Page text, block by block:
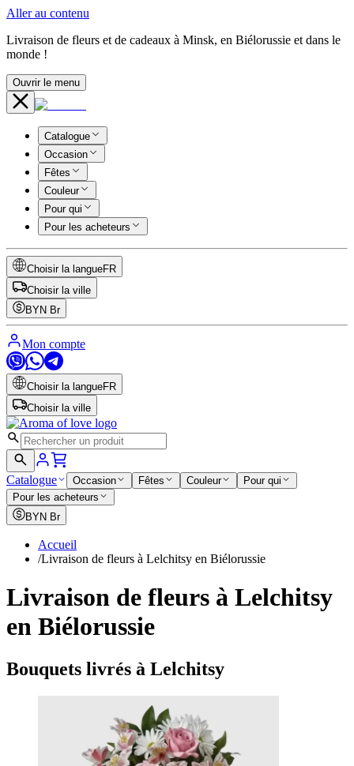
Aller au contenu
Livraison de fleurs et de cadeaux à Minsk, en Biélorussie et dans le
monde !
Ouvrir le menu
Catalogue
Occasion
Fêtes
Couleur
Pour qui
Pour les acheteurs
Choisir la langueFR
Choisir la ville
BYN Br
Mon compte
Choisir la langueFR
Choisir la ville
Catalogue Occasion Fêtes Couleur
Pour qui
Pour les acheteurs
BYN Br
Accueil
/Livraison de fleurs à Lelchitsy en Biélorussie
Livraison de fleurs à Lelchitsy
en Biélorussie
Bouquets livrés à Lelchitsy